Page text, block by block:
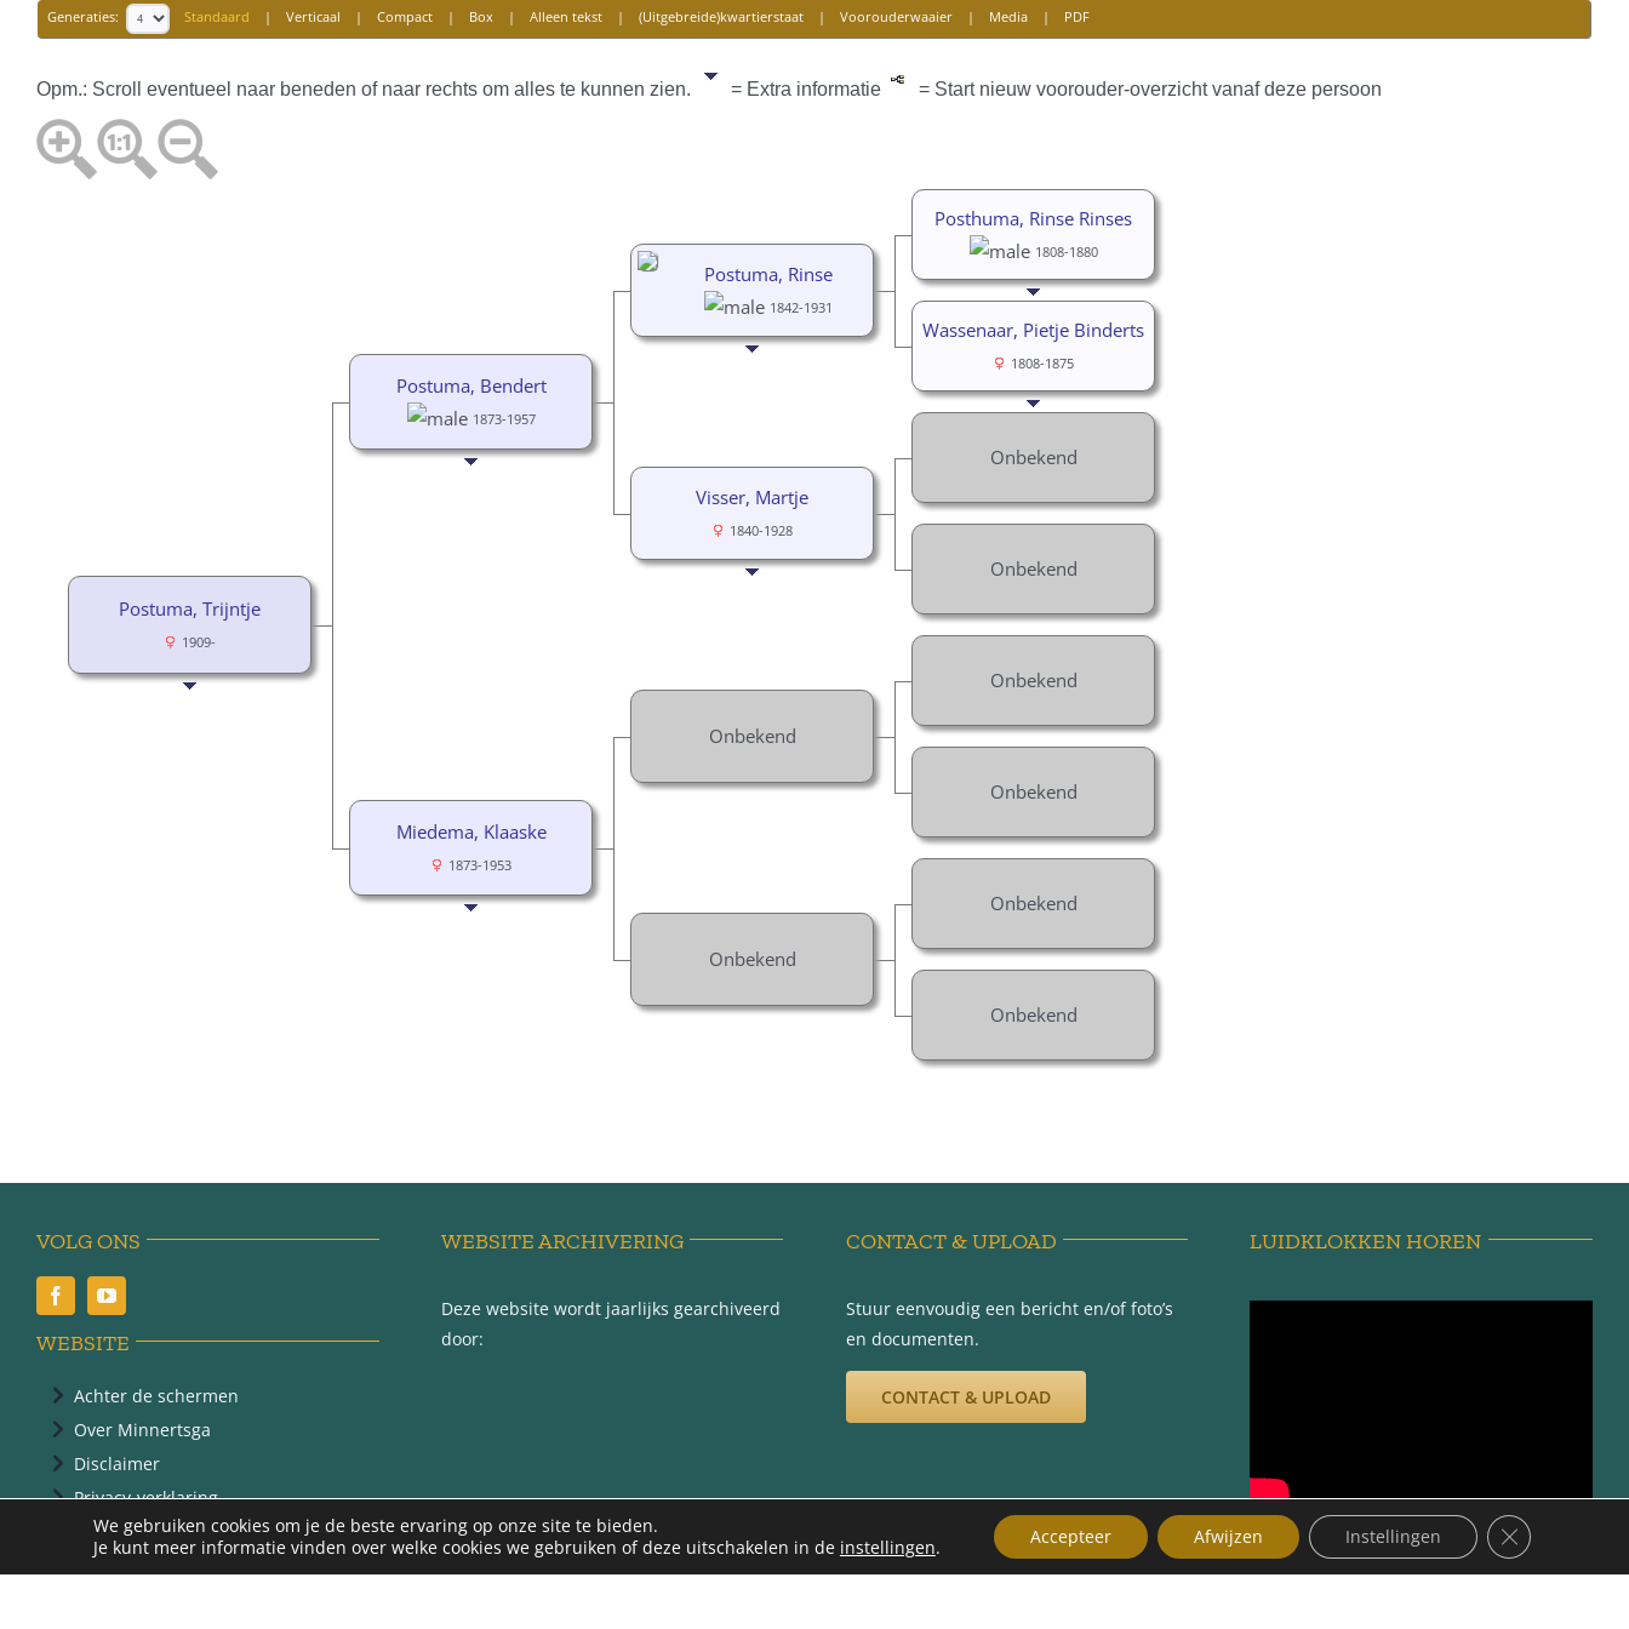
Generaties: Standaard | Verticaal | Compact| Box| Alleen tekst| (Uitgebreide)kwartierstaat| Voorouderwaaier| Media| PDF
Opm.: Scroll eventueel naar beneden of naar rechts om alles te kunnen zien. = Extra informatie = Start nieuw voorouder-overzicht vanaf deze persoon
Postuma, Trijntje
1909-
Postuma, Bendert
1873-1957
Postuma, Rinse
1842-1931
Posthuma, Rinse Rinses
1808-1880
Wassenaar, Pietje Binderts
1808-1875
Visser, Martje
1840-1928
Onbekend
Onbekend
Miedema, Klaaske
1873-1953
Onbekend
Onbekend
Onbekend
Onbekend
Onbekend
Onbekend
VOLG ONS
WEBSITE
Achter de schermen
Over Minnertsga
Disclaimer
Privacy-verklaring
WEBSITE ARCHIVERING
Deze website wordt jaarlijks gearchiveerd
door:
CONTACT & UPLOAD
Stuur eenvoudig een bericht en/of foto’s
en documenten.
CONTACT & UPLOAD
LUIDKLOKKEN HOREN
We gebruiken cookies om je de beste ervaring op onze site te bieden.
Je kunt meer informatie vinden over welke cookies we gebruiken of deze uitschakelen in de instellingen. Accepteer Afwijzen Instellingen Sluit AVG/